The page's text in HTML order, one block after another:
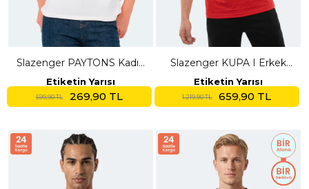
Slazenger PAYTONS Kadın
Ekru Tişört
Etiketin Yarısı
599,90 TL 269,90 TL
Slazenger KUPA I Erkek
Kırmızı Tişört
Etiketin Yarısı
1.219,90 TL 659,90 TL